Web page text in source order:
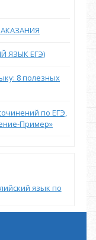
ЯЗЫК ЕГЭ)
8 полезных
по ЕГЭ,
Пример»
язык по